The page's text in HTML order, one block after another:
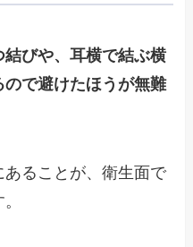
びや、耳横で結ぶ横
で避けたほうが無難
ることが、衛生面で